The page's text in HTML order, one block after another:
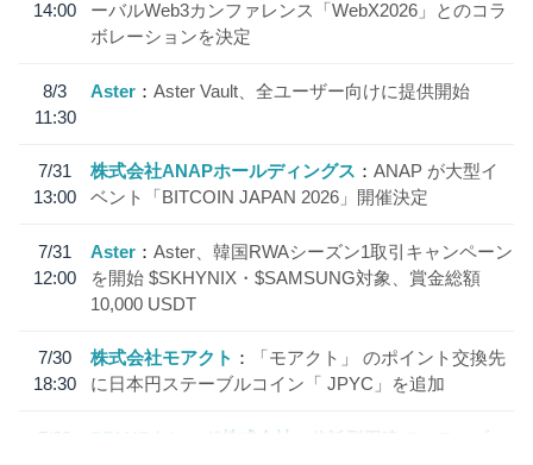
14:00
ーバルWeb3カンファレンス「WebX2026」とのコラ
ボレーションを決定
8/3
11:30
Aster Aster Vault、全ユーザー向けに提供開始
7/31
13:00
株式会社ANAPホールディングス
ANAP が大型イ
ベント「BITCOIN JAPAN 2026」開催決定
7/31
12:00
Aster
Aster、韓国RWAシーズン1取引キャンペーン
を開始 $SKHYNIX・$SAMSUNG対象、賞金総額
10,000 USDT
7/30
18:30
株式会社モアクト
「モアクト」 のポイント交換先
に日本円ステーブルコイン「 JPYC」を追加
7/29
SBI VCトレード株式会社
信託型円建てステーブル